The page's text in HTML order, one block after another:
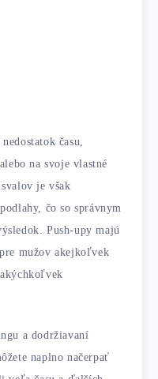
času,
na svoje vlastné
je však
čo so správnym
Push-upy majú
mužov akejkoľvek
a dodržiavaní
naplno načerpať